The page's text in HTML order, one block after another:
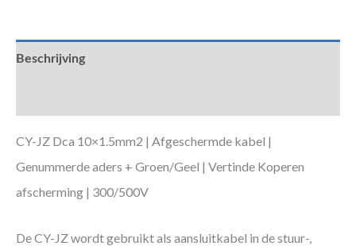
Beschrijving
CY-JZ Dca 10×1.5mm2 | Afgeschermde kabel |
Genummerde aders + Groen/Geel | Vertinde Koperen
afscherming | 300/500V
De CY-JZ wordt gebruikt als aansluitkabel in de stuur-,